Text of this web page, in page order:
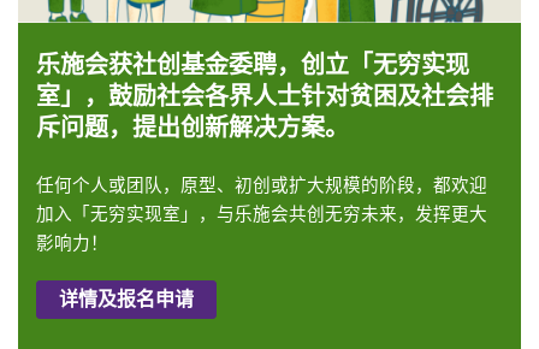
乐施会获社创基金委聘，创立 「无穷实现
室」 ，鼓励社会各界人士针对贫困及社会排
斥问题，提出创新解决方案。
任何个人或团队，原型、初创或扩大规模的阶段，都欢迎
加入「无穷实现室」，与乐施会共创无穷未来，发挥更大
影响力！
详情及报名申请